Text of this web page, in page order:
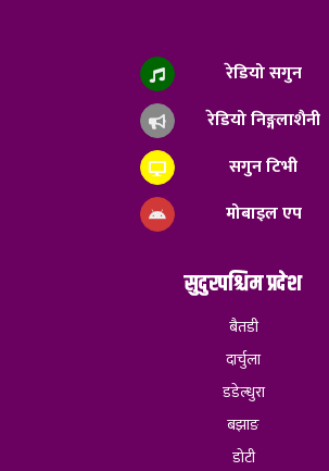
रेडियो सगुन
रेडियो निङ्गलाशैनी
सगुन टिभी
मोबाइल एप
सुदुरपश्चिम प्रदेश
बैतडी
दार्चुला
डडेल्धुरा
बझाङ
डोटी